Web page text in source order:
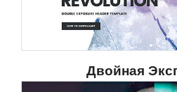
Двойная